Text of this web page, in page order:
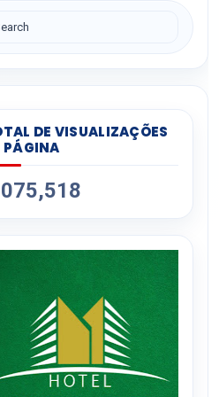
DE VISUALIZAÇÕES
PÁGINA